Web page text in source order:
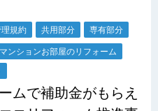
規約 共用部分 専有部分
マンションお部屋のリフォーム
ムで補助金がもらえ